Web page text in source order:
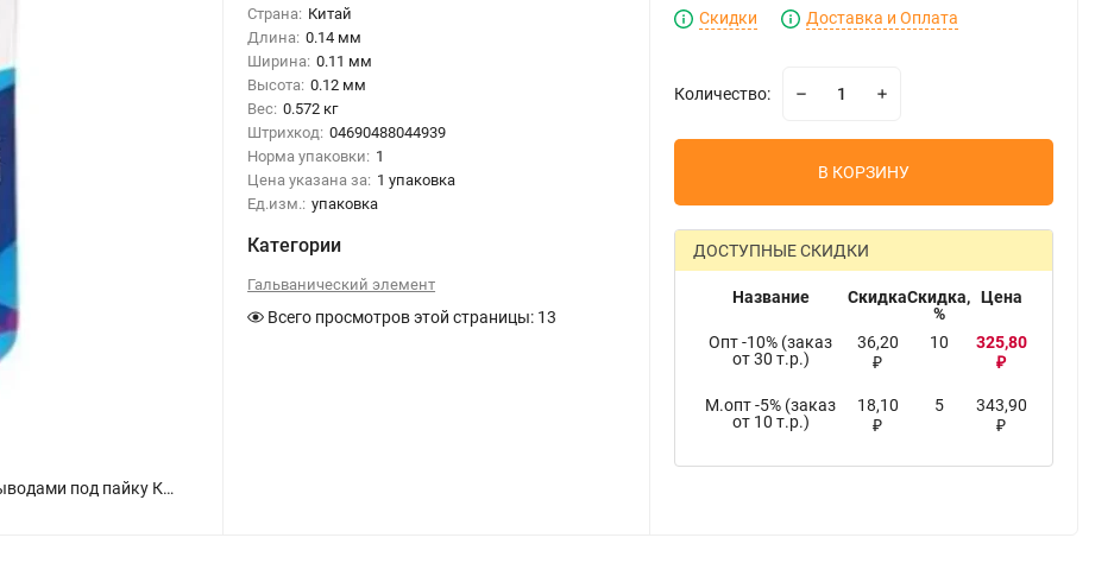
Аккумулятор Li-ion 18650 3000мА.ч без защиты с выводами под пайку КОСМОС KOC18650Li30PABL1 - фото
Страна: Китай
Длина: 0.14 мм
Ширина: 0.11 мм
Высота: 0.12 мм
Вес: 0.572 кг
Штрихкод: 04690488044939
Норма упаковки: 1
Цена указана за: 1 упаковка
Ед.изм.: упаковка
Категории
Гальванический элемент
Всего просмотров этой страницы: 13
Скидки Доставка и Оплата
Количество:
В КОРЗИНУ
ДОСТУПНЫЕ СКИДКИ
Название СкидкаСкидка,
%
Цена
Опт -10% (заказ
от 30 т.р.)
36,20
₽
10 325,80
₽
М.опт -5% (заказ
от 10 т.р.)
18,10
₽
5 343,90
₽